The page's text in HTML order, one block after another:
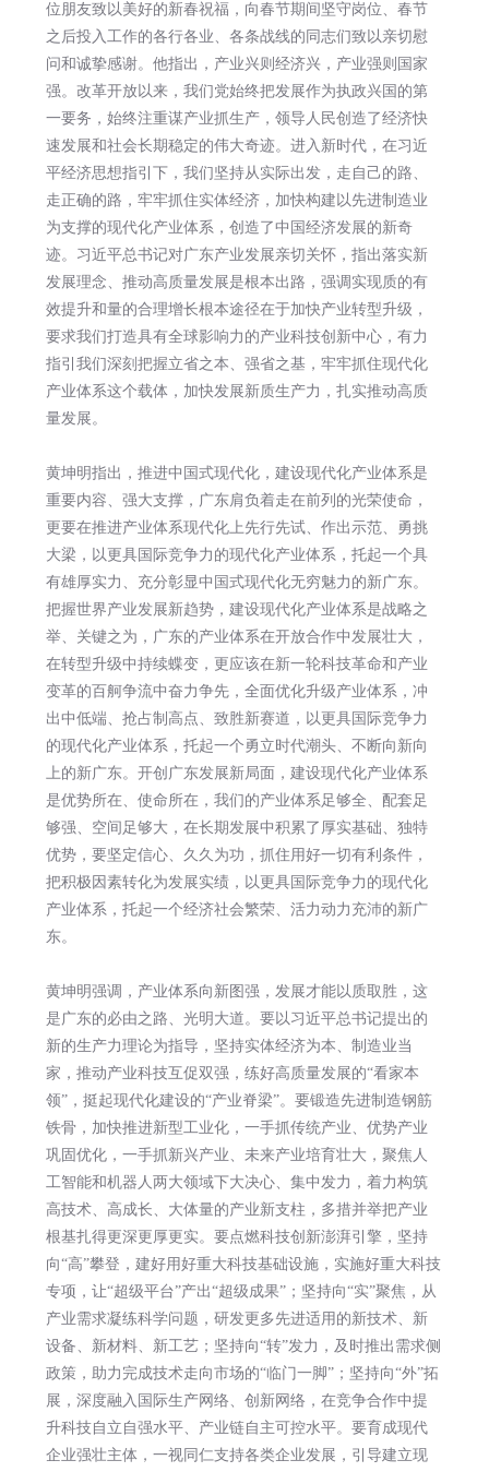
位朋友致以美好的新春祝福，向春节期间坚守岗位、春节
之后投入工作的各行各业、各条战线的同志们致以亲切慰
问和诚挚感谢。他指出，产业兴则经济兴，产业强则国家
强。改革开放以来，我们党始终把发展作为执政兴国的第
一要务，始终注重谋产业抓生产，领导人民创造了经济快
速发展和社会长期稳定的伟大奇迹。进入新时代，在习近
平经济思想指引下，我们坚持从实际出发，走自己的路、
走正确的路，牢牢抓住实体经济，加快构建以先进制造业
为支撑的现代化产业体系，创造了中国经济发展的新奇
迹。习近平总书记对广东产业发展亲切关怀，指出落实新
发展理念、推动高质量发展是根本出路，强调实现质的有
效提升和量的合理增长根本途径在于加快产业转型升级，
要求我们打造具有全球影响力的产业科技创新中心，有力
指引我们深刻把握立省之本、强省之基，牢牢抓住现代化
产业体系这个载体，加快发展新质生产力，扎实推动高质
量发展。
黄坤明指出，推进中国式现代化，建设现代化产业体系是
重要内容、强大支撑，广东肩负着走在前列的光荣使命，
更要在推进产业体系现代化上先行先试、作出示范、勇挑
大梁，以更具国际竞争力的现代化产业体系，托起一个具
有雄厚实力、充分彰显中国式现代化无穷魅力的新广东。
把握世界产业发展新趋势，建设现代化产业体系是战略之
举、关键之为，广东的产业体系在开放合作中发展壮大，
在转型升级中持续蝶变，更应该在新一轮科技革命和产业
变革的百舸争流中奋力争先，全面优化升级产业体系，冲
出中低端、抢占制高点、致胜新赛道，以更具国际竞争力
的现代化产业体系，托起一个勇立时代潮头、不断向新向
上的新广东。开创广东发展新局面，建设现代化产业体系
是优势所在、使命所在，我们的产业体系足够全、配套足
够强、空间足够大，在长期发展中积累了厚实基础、独特
优势，要坚定信心、久久为功，抓住用好一切有利条件，
把积极因素转化为发展实绩，以更具国际竞争力的现代化
产业体系，托起一个经济社会繁荣、活力动力充沛的新广
东。
黄坤明强调，产业体系向新图强，发展才能以质取胜，这
是广东的必由之路、光明大道。要以习近平总书记提出的
新的生产力理论为指导，坚持实体经济为本、制造业当
家，推动产业科技互促双强，练好高质量发展的“看家本
领”，挺起现代化建设的“产业脊梁”。要锻造先进制造钢筋
铁骨，加快推进新型工业化，一手抓传统产业、优势产业
巩固优化，一手抓新兴产业、未来产业培育壮大，聚焦人
工智能和机器人两大领域下大决心、集中发力，着力构筑
高技术、高成长、大体量的产业新支柱，多措并举把产业
根基扎得更深更厚更实。要点燃科技创新澎湃引擎，坚持
向“高”攀登，建好用好重大科技基础设施，实施好重大科技
专项，让“超级平台”产出“超级成果”；坚持向“实”聚焦，从
产业需求凝练科学问题，研发更多先进适用的新技术、新
设备、新材料、新工艺；坚持向“转”发力，及时推出需求侧
政策，助力完成技术走向市场的“临门一脚”；坚持向“外”拓
展，深度融入国际生产网络、创新网络，在竞争合作中提
升科技自立自强水平、产业链自主可控水平。要育成现代
企业强壮主体，一视同仁支持各类企业发展，引导建立现